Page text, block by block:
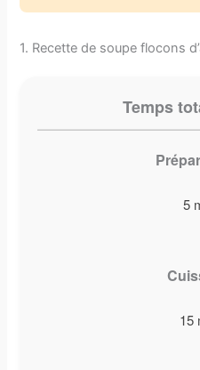
1. Recette de soupe flocons
Temps
5
15